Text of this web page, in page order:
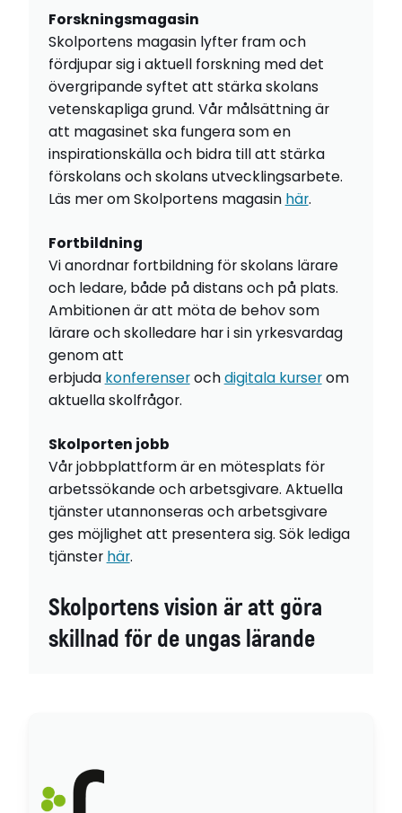
Forskningsmagasin
Skolportens magasin lyfter fram och
fördjupar sig i aktuell forskning med det
övergripande syftet att stärka skolans
vetenskapliga grund. Vår målsättning är
att magasinet ska fungera som en
inspirationskälla och bidra till att stärka
förskolans och skolans utvecklingsarbete.
Läs mer om Skolportens magasin här.
Fortbildning
Vi anordnar fortbildning för skolans lärare
och ledare, både på distans och på plats.
Ambitionen är att möta de behov som
lärare och skolledare har i sin yrkesvardag
genom att
erbjuda konferenserochdigitala kurserom
aktuella skolfrågor.
Skolporten jobb
Vår jobbplattform är en mötesplats för
arbetssökande och arbetsgivare. Aktuella
tjänster utannonseras och arbetsgivare
ges möjlighet att presentera sig. Sök lediga
tjänster här.
Skolportens vision är att göra
skillnad för de ungas lärande